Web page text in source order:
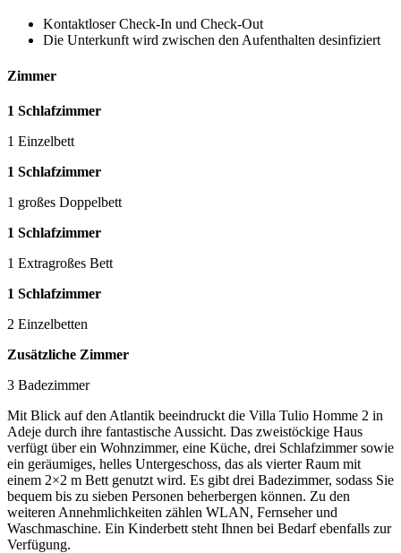
Kontaktloser Check-In und Check-Out
Die Unterkunft wird zwischen den Aufenthalten desinfiziert
Zimmer
1 Schlafzimmer
1 Einzelbett
1 Schlafzimmer
1 großes Doppelbett
1 Schlafzimmer
1 Extragroßes Bett
1 Schlafzimmer
2 Einzelbetten
Zusätzliche Zimmer
3 Badezimmer
Mit Blick auf den Atlantik beeindruckt die Villa Tulio Homme 2 in
Adeje durch ihre fantastische Aussicht. Das zweistöckige Haus
verfügt über ein Wohnzimmer, eine Küche, drei Schlafzimmer sowie
ein geräumiges, helles Untergeschoss, das als vierter Raum mit
einem 2×2 m Bett genutzt wird. Es gibt drei Badezimmer, sodass Sie
bequem bis zu sieben Personen beherbergen können. Zu den
weiteren Annehmlichkeiten zählen WLAN, Fernseher und
Waschmaschine. Ein Kinderbett steht Ihnen bei Bedarf ebenfalls zur
Verfügung.